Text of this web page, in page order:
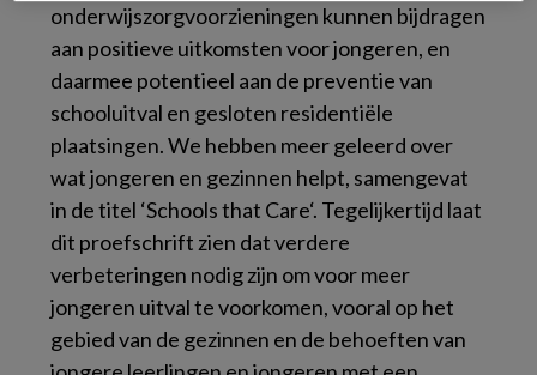
onderwijszorgvoorzieningen kunnen bijdragen
aan positieve uitkomsten voor jongeren, en
daarmee potentieel aan de preventie van
schooluitval en gesloten residentiële
plaatsingen. We hebben meer geleerd over
wat jongeren en gezinnen helpt, samengevat
in de titel ‘Schools that Care‘. Tegelijkertijd laat
dit proefschrift zien dat verdere
verbeteringen nodig zijn om voor meer
jongeren uitval te voorkomen, vooral op het
gebied van de gezinnen en de behoeften van